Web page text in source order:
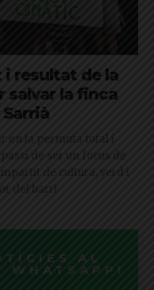
i resultat de la
salvar la finca
en la permuta total i
de ser un focus de
de cultura, verd i
del barri
AL
WHATSAPP!